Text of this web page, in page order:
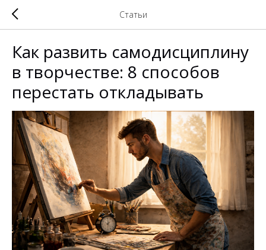
Статьи
Как развить самодисциплину
в творчестве: 8 способов
перестать откладывать